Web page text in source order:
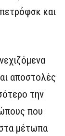
και
αποστολές
την
που
μέτωπα